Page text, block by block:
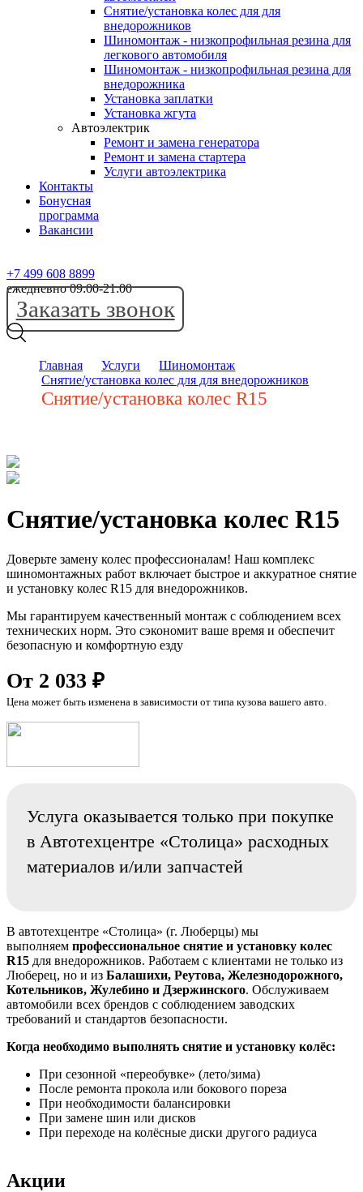
Снятие/установка колес для для
внедорожников
Шиномонтаж - низкопрофильная резина для
легкового автомобиля
Шиномонтаж - низкопрофильная резина для
внедорожника
Установка заплатки
Установка жгута
Автоэлектрик
Ремонт и замена генератора
Ремонт и замена стартера
Услуги автоэлектрика
Контакты
Бонусная
программа
Вакансии
+7 499 608 8899
ежедневно 09:00-21:00
Заказать звонок
Главная Услуги
Шиномонтаж
Снятие/установка колес для для внедорожников
Снятие/установка колес R15
Снятие/установка колес R15
Доверьте замену колес профессионалам! Наш комплекс
шиномонтажных работ включает быстрое и аккуратное снятие
и установку колес R15 для внедорожников.
Мы гарантируем качественный монтаж с соблюдением всех
технических норм. Это сэкономит ваше время и обеспечит
безопасную и комфортную езду
От 2 033 ₽
Цена может быть изменена в зависимости от типа кузова вашего авто.
Услуга оказывается только при покупке
в Автотехцентре «Столица» расходных
материалов и/или запчастей
В автотехцентре «Столица» (г. Люберцы) мы
выполняем профессиональное снятие и установку колес
R15 для внедорожников. Работаем с клиентами не только из
Люберец, но и из Балашихи, Реутова, Железнодорожного,
Котельников, Жулебино и Дзержинского. Обслуживаем
автомобили всех брендов с соблюдением заводских
требований и стандартов безопасности.
Когда необходимо выполнять снятие и установку колёс:
При сезонной «переобувке» (лето/зима)
После ремонта прокола или бокового пореза
При необходимости балансировки
При замене шин или дисков
При переходе на колёсные диски другого радиуса
Акции